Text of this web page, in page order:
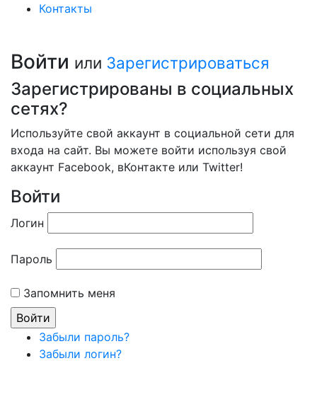
Контакты
Войти или Зарегистрироваться
Зарегистрированы в социальных
сетях?
Используйте свой аккаунт в социальной сети для
входа на сайт. Вы можете войти используя свой
аккаунт Facebook, вКонтакте или Twitter!
Войти
Логин
Пароль
Запомнить меня
Забыли пароль?
Забыли логин?